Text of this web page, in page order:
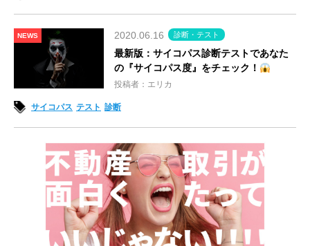
NEWS 2020.06.16 診断・テスト
最新版：サイコパス診断テストであなた
の『サイコパス度』をチェック！
投稿者：エリカ
サイコパス テスト 診断